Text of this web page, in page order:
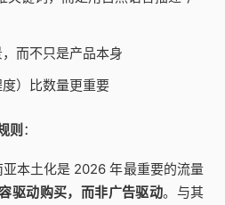
而不只是产品本身
）比数量更重要
则 ：
本土化是 2026 年最重要的流量
驱动购买，而非广告驱动。与其